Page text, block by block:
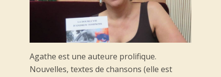
Agathe est une auteure prolifique.
Nouvelles, textes de chansons (elle est